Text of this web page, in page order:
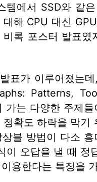
에서 SSD와 같은
해 CPU 대신
록 포스터 발표
표가 이루어졌는
Patterns,
는 다양한 주제들
확도 하락을 막기
블 방법이 다소 흥
오답을 낼 때 정
용한다는 특징을